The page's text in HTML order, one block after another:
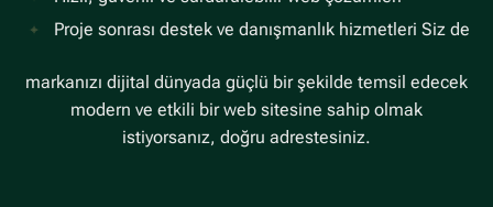
Proje sonrası destek ve danışmanlık hizmetleri
markanızı dijital dünyada güçlü bir şekilde temsil edecek
modern ve etkili bir web sitesine sahip olmak
istiyorsanız, doğru adrestesiniz.